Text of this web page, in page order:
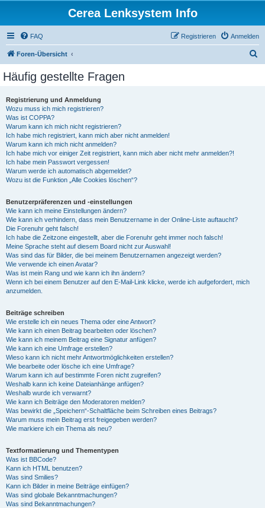
Cerea Lenksystem Info
FAQ Anmelden
Registrieren
Foren-Übersicht
Häufig gestellte Fragen
Registrierung und Anmeldung
Wozu muss ich mich registrieren?
Was ist COPPA?
Warum kann ich mich nicht registrieren?
Ich habe mich registriert, kann mich aber nicht anmelden!
Warum kann ich mich nicht anmelden?
Ich habe mich vor einiger Zeit registriert, kann mich aber nicht mehr anmelden?!
Ich habe mein Passwort vergessen!
Warum werde ich automatisch abgemeldet?
Wozu ist die Funktion „Alle Cookies löschen“?
Benutzerpräferenzen und -einstellungen
Wie kann ich meine Einstellungen ändern?
Wie kann ich verhindern, dass mein Benutzername in der Online-Liste auftaucht?
Die Forenuhr geht falsch!
Ich habe die Zeitzone eingestellt, aber die Forenuhr geht immer noch falsch!
Meine Sprache steht auf diesem Board nicht zur Auswahl!
Was sind das für Bilder, die bei meinem Benutzernamen angezeigt werden?
Wie verwende ich einen Avatar?
Was ist mein Rang und wie kann ich ihn ändern?
Wenn ich bei einem Benutzer auf den E-Mail-Link klicke, werde ich aufgefordert, mich
anzumelden.
Beiträge schreiben
Wie erstelle ich ein neues Thema oder eine Antwort?
Wie kann ich einen Beitrag bearbeiten oder löschen?
Wie kann ich meinem Beitrag eine Signatur anfügen?
Wie kann ich eine Umfrage erstellen?
Wieso kann ich nicht mehr Antwortmöglichkeiten erstellen?
Wie bearbeite oder lösche ich eine Umfrage?
Warum kann ich auf bestimmte Foren nicht zugreifen?
Weshalb kann ich keine Dateianhänge anfügen?
Weshalb wurde ich verwarnt?
Wie kann ich Beiträge den Moderatoren melden?
Was bewirkt die „Speichern“-Schaltfläche beim Schreiben eines Beitrags?
Warum muss mein Beitrag erst freigegeben werden?
Wie markiere ich ein Thema als neu?
Textformatierung und Thementypen
Was ist BBCode?
Kann ich HTML benutzen?
Was sind Smilies?
Kann ich Bilder in meine Beiträge einfügen?
Was sind globale Bekanntmachungen?
Was sind Bekanntmachungen?